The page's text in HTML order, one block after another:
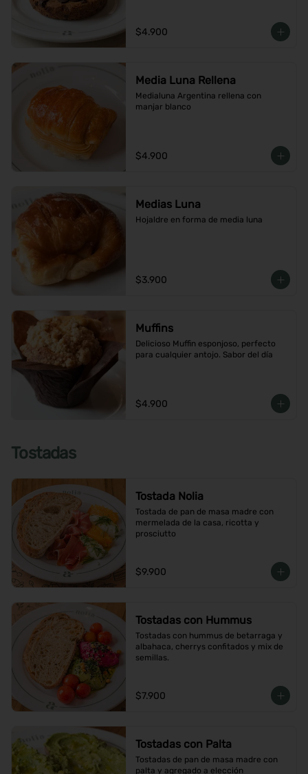
$4.900
Media Luna Rellena
Medialuna Argentina rellena con
manjar blanco
$4.900
Medias Luna
Hojaldre en forma de media luna
$3.900
Muffins
Delicioso Muffin esponjoso, perfecto
para cualquier antojo. Sabor del día
$4.900
Tostadas
Tostada Nolia
Tostada de pan de masa madre con
mermelada de la casa, ricotta y
prosciutto
$9.900
Tostadas con Hummus
Tostadas con hummus de betarraga y
albahaca, cherrys confitados y mix de
semillas.
$7.900
Tostadas con Palta
Tostadas de pan de masa madre con
palta y agregado a elección